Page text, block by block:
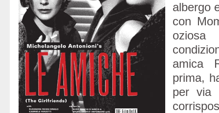
albergo
con
amica
prima,
per via